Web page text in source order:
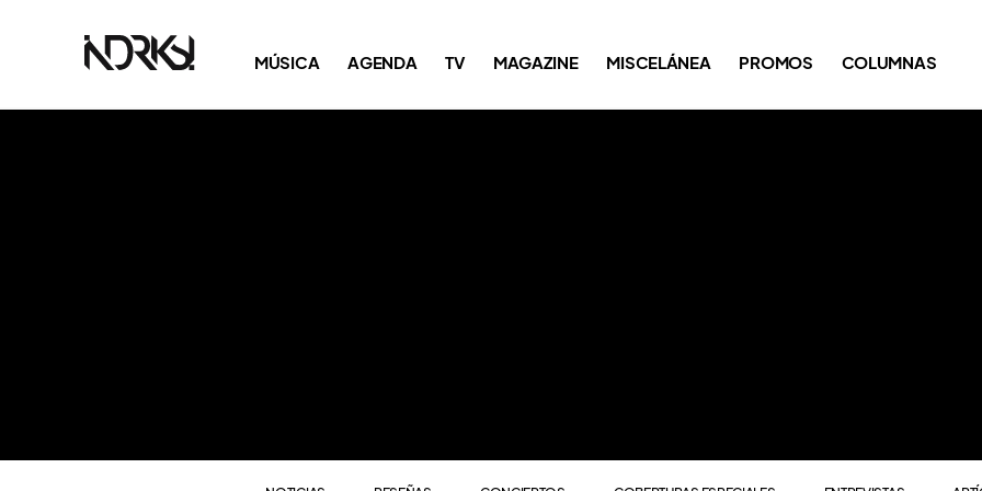
MÚSICA AGENDA TV MAGAZINE MISCELÁNEA PROMOS COLUMNAS